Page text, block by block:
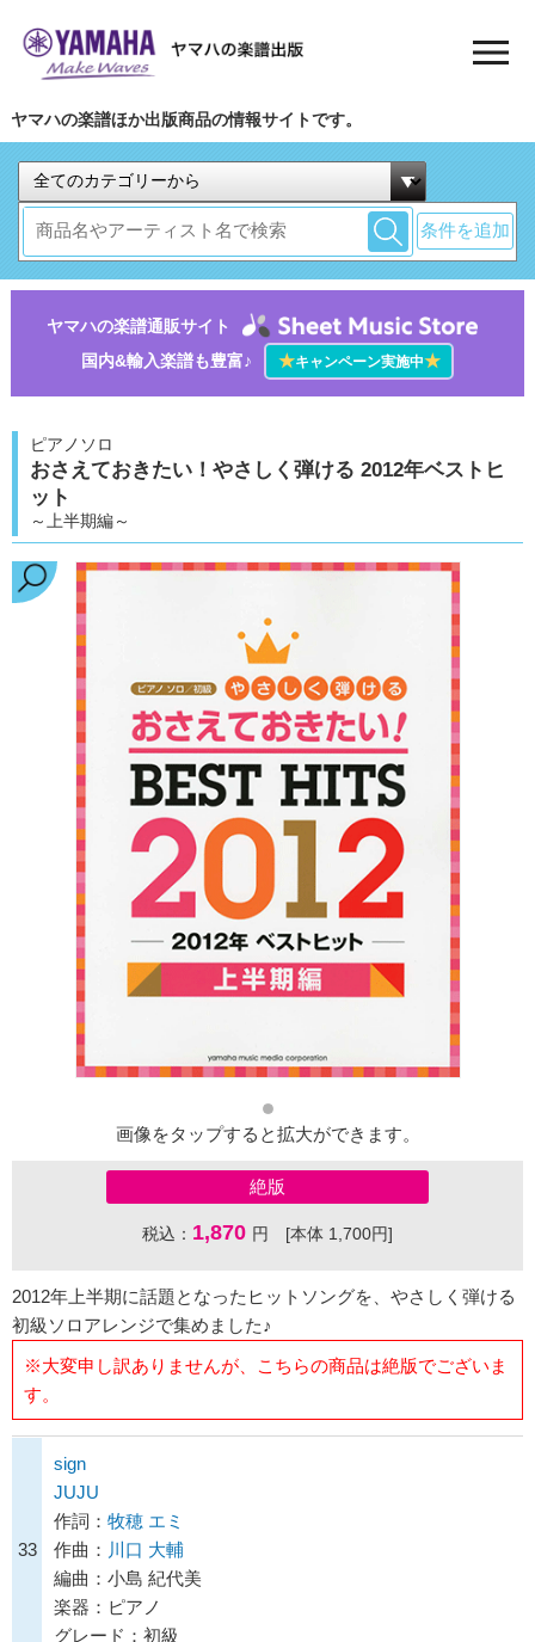
ヤマハの楽譜ほか出版商品の情報サイトです。
条件を追加
ヤマハの楽譜通販サイト
国内&輸入楽譜も豊富♪
★キャンペーン実施中★
ピアノソロ
おさえておきたい！やさしく弾ける 2012年ベストヒ
ット
～上半期編～
画像をタップすると拡大ができます。
絶版
税込： 1,870 円 [本体 1,700円]
2012年上半期に話題となったヒットソングを、やさしく弾ける
初級ソロアレンジで集めました♪
※大変申し訳ありませんが、こちらの商品は絶版でございま
す。
33
sign
JUJU
作詞： 牧穂 エミ
作曲： 川口 大輔
編曲：小島 紀代美
楽器：ピアノ
グレード：初級